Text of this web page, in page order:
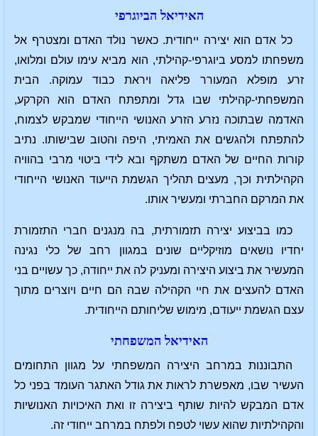
האידיאל הביוגרפי
כל אדם הוא יצירה ייחודית. כאשר נולד האדם ומצטרף אל
משפחתו למסע ביוגרפי-קהילתי, הוא מביא עימו עולם ומלואו,
זרע מופלא המעורר פליאה ויראת כבוד עמוקה. הבית
המשפחתי-קהילתי שבו גדל ומתפתח האדם הוא הקרקע,
האדמה שבתוכה נזרע הזרע האנושי הייחודי שמבקש לצמוח,
להתפתח ולהגשים את האמיתי, היפה והטוב שבישותו. נתיב
קורות החיים של האדם משתקף ובא לידי ביטוי מרבי בהוויה
הקהילתית וכך, מעצים תהליך הגשמת הייעוד האנושי הייחודי
את המרקם החברתי ומעשיר אותו.
כמו בביצוע יצירה תזמורתית, בה מנגנים חברי התזמורת
יחדיו נושאים מוזיקליים שונים במגוון רחב של כלי נגינה
המעשיר את ביצוע היצירה ומעניק לה את ייחודה, כך עשויים בני
האדם להעצים את חיי הקהילה שבה הם חיים ויוצרים מתוך
עצם הגשמת ייעודם, מימוש שליחותם הייחודית.
האידיאל המשפחתי
התבוננות במרחב היצירה המשפחתי על מגוון התחומים
העשיר שבו, מאפשרת לראות את גודל האתגר העומד בפני כל
אדם המבקש להיות שותף ביצירה זו ואת האיכויות האנושיות
והקהילתיות שהוא עשוי לטפח ולפתח במרחב ייחודי זה.